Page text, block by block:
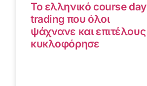
Το ελληνικό course day
trading που όλοι
ψάχνανε και επιτέλους
κυκλοφόρησε